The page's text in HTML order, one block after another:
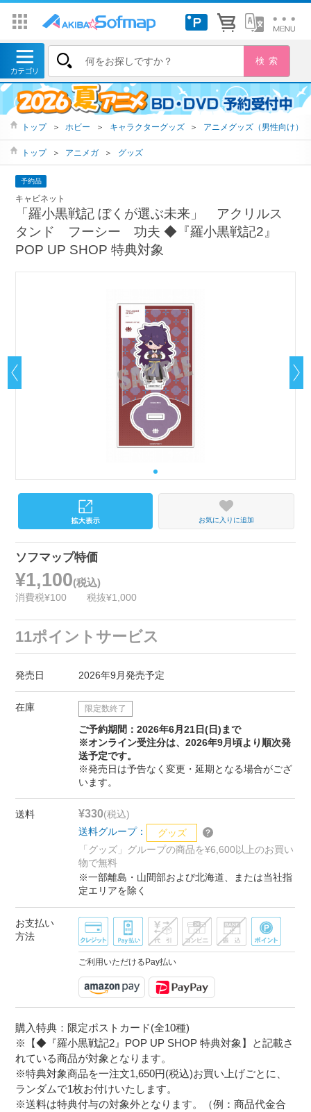
トップ ＞ ホビー ＞ キャラクターグッズ ＞ アニメグッズ（男性向け）
トップ ＞ アニメガ ＞ グッズ
予約品
キャビネット
「羅小黒戦記 ぼくが選ぶ未来」 アクリルス
タンド フーシー 功夫 ◆『羅小黒戦記2』
POP UP SHOP 特典対象
お気に入りに追加
ソフマップ特価
¥1,100(税込)
消費税¥100 税抜¥1,000
11ポイントサービス
発売日 2026年9月発売予定
在庫 限定数終了
ご予約期間：2026年6月21日(日)まで
※オンライン受注分は、2026年9月頃より順次発
送予定です。
※発売日は予告なく変更・延期となる場合がござ
います。
送料 ¥330(税込)
送料グループ：
グッズ
「グッズ」グループの商品を¥6,600以上のお買い
物で無料
※一部離島・山間部および北海道、または当社指
定エリアを除く
お支払い
方法
ご利用いただけるPay払い
購入特典：限定ポストカード(全10種)
※【◆『羅小黒戦記2』POP UP SHOP 特典対象】と記載さ
れている商品が対象となります。
※特典対象商品を一注文1,650円(税込)お買い上げごとに、
ランダムで1枚お付けいたします。
※送料は特典付与の対象外となります。（例：商品代金合